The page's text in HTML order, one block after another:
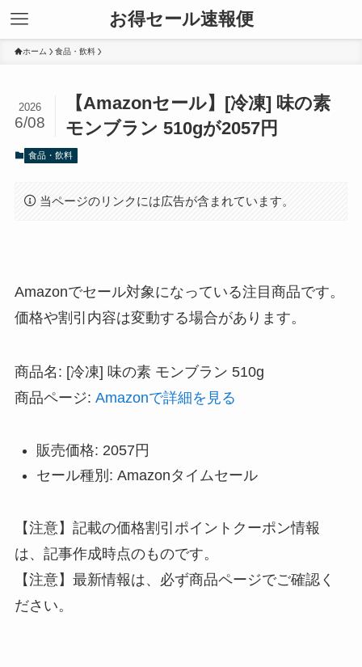
お得セール速報便
ホーム 食品・飲料
【Amazonセール】[冷凍] 味の素
モンブラン 510gが2057円
2026
6/08
食品・飲料
当ページのリンクには広告が含まれています。
Amazonでセール対象になっている注目商品です。
価格や割引内容は変動する場合があります。
商品名: [冷凍] 味の素 モンブラン 510g
商品ページ: Amazonで詳細を見る
販売価格: 2057円
セール種別: Amazonタイムセール
【注意】記載の価格割引ポイントクーポン情報
は、記事作成時点のものです。
【注意】最新情報は、必ず商品ページでご確認く
ださい。